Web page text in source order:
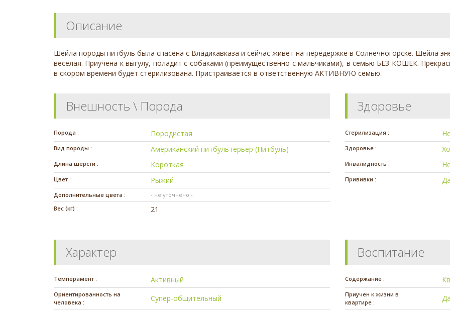
Описание
Шейла породы питбуль была спасена с Владикавказа и сейчас живет на передержке в Солнечногорске. Шейла
веселая. Приучена к выгулу, поладит с собаками (преимущественно с мальчиками), в семью БЕЗ КОШЕК.
в скором времени будет стерилизована. Пристраивается в ответственную АКТИВНУЮ семью.
Внешность \ Порода
Порода : Породистая
Вид породы : Американский питбультерьер (Питбуль)
Длина шерсти : Короткая
Цвет : Рыжий
Дополнительные цвета :
- не уточнено -
Вес (кг) :
21
Здоровье
Стерилизация :
Здоровье :
Инвалидность :
Прививки :
Характер
Темперамент : Активный
Ориентированность на
человека :
Супер-общительный
Воспитание
Содержание :
Приучен к жизни в
квартире :